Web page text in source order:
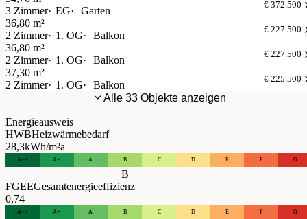
3 Zimmer
EG Garten
€ 372.500
36,80 m²
2 Zimmer
1. OG Balkon
€ 227.500
36,80 m²
2 Zimmer
1. OG Balkon
€ 227.500
37,30 m²
2 Zimmer
1. OG Balkon
€ 225.500
Alle 33 Objekte anzeigen
Energieausweis
HWBHeizwärmebedarf
28,3kWh/m²a
A++ A+ A B C D E F G
B
FGEEGesamtenergieeffizienz
0,74
A++ A+ A B C D E F G